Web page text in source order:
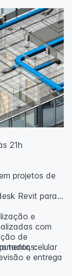
e horário e os
o curso
inscritos.
21h
projetos de
Revit para
e
de
e entrega
com
celular